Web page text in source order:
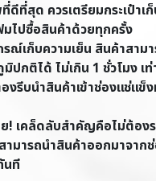
ที่สุด ควรเตรียมกระเป๋าเ
ไปซื้อสินค้าด้วยทุกครั้ง
ณ์เก็บความเย็น สินค้าสาม
กติได้ ไม่เกิน 1 ชั่วโมง เท่
งรีบนำสินค้าเข้าช่องแช่แข็
! เคล็ดลับสำคัญคือไม่ต้อง
ามารถนำสินค้าออกมาจาก
นที